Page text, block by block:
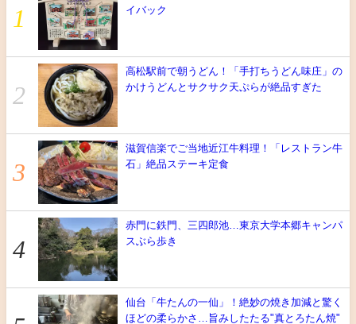
イバック
高松駅前で朝うどん！「手打ちうどん味庄」の
かけうどんとサクサク天ぷらが絶品すぎた
滋賀信楽でご当地近江牛料理！「レストラン牛
石」絶品ステーキ定食
赤門に鉄門、三四郎池…東京大学本郷キャンパ
スぶら歩き
仙台「牛たんの一仙」！絶妙の焼き加減と驚く
ほどの柔らかさ…旨みしたたる"真とろたん焼"